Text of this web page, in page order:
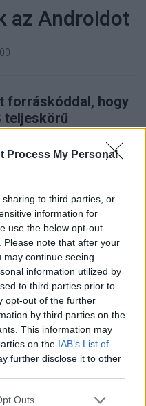
Process My Personal
to third parties, or
information for
use the below opt-out
note that after your
continue seeing
information utilized by
to third parties prior to
opt-out of the further
by third parties on the
This information may
on the IAB’s List of
further disclose it to other
uses one or more Google
Outs
az Androidot
forráskóddal, hogy
teljeskörű
szabadalmazott
vonni az Android mobil
Windsor technológia
szupertitkos belső
célja az ART
újraírása és az Android
kapcsolatok
az magyarázza, hogy
tenni a Nexus
kell a kódon,